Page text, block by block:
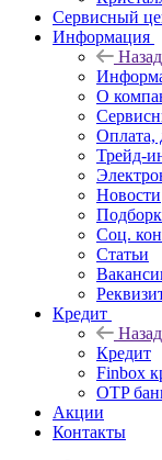
Сервисный
Информация
Назад
О
Оплата,
Трейд-
Новости
Соц.
Статьи
Кредит
Назад
Кредит
Finbox
OTP
Акции
Контакты